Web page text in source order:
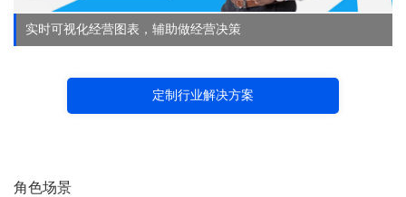
实时可视化经营图表，辅助做经营决策
定制行业解决方案
角色场景